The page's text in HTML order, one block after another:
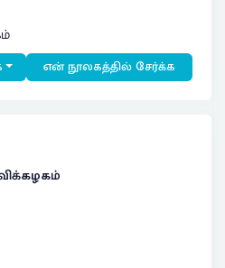
என் நூலகத்தில் சேர்க்க